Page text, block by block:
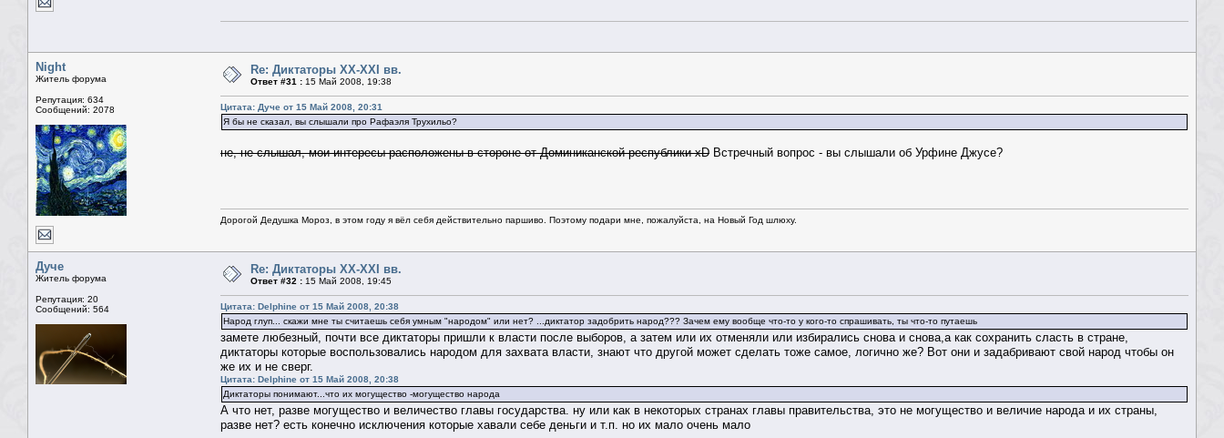
Night
Житель форума
Репутация: 634
Сообщений: 2078
Re: Диктаторы XX-XXI вв.
Ответ #31 : 15 Май 2008, 19:38
Цитата: Дуче от 15 Май 2008, 20:31
Я бы не сказал, вы слышали про Рафаэля Трухильо?
не, не слышал, мои интересы расположены в стороне от Доминиканской республики xD Встречный вопрос - вы слышали об Урфине Джусе?
Дорогой Дедушка Мороз, в этом году я вёл себя действительно паршиво. Поэтому подари мне, пожалуйста, на Новый Год шлюху.
Дуче
Житель форума
Репутация: 20
Сообщений: 564
Re: Диктаторы XX-XXI вв.
Ответ #32 : 15 Май 2008, 19:45
Цитата: Delphine от 15 Май 2008, 20:38
Народ глуп... скажи мне ты считаешь себя умным "народом" или нет? ...диктатор задобрить народ??? Зачем ему вообще что-то у кого-то спрашивать, ты что-то путаешь
замете любезный, почти все диктаторы пришли к власти после выборов, а затем или их отменяли или избирались снова и снова,а как сохранить сласть в стране,
диктаторы которые воспользовались народом для захвата власти, знают что другой может сделать тоже самое, логично же? Вот они и задабривают свой народ чтобы он
же их и не сверг.
Цитата: Delphine от 15 Май 2008, 20:38
Диктаторы понимают...что их могущество -могущество народа
А что нет, разве могущество и величество главы государства. ну или как в некоторых странах главы правительства, это не могущество и величие народа и их страны,
разве нет? есть конечно исключения которые хавали себе деньги и т.п. но их мало очень мало